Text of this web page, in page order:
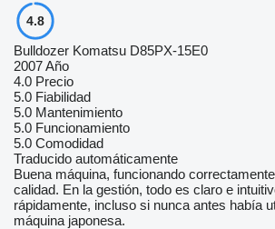
4.8
Bulldozer Komatsu D85PX-15E0
2007 Año
4.0 Precio
5.0 Fiabilidad
5.0 Mantenimiento
5.0 Funcionamiento
5.0 Comodidad
Traducido automáticamente
Buena máquina, funcionando
calidad. En la gestión, todo es claro e
rápidamente, incluso si nunca antes había
máquina japonesa.